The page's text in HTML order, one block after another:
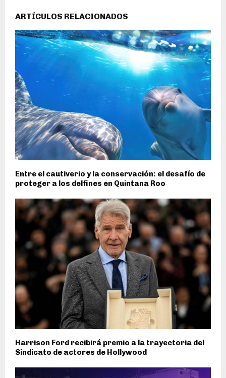
ARTÍCULOS RELACIONADOS
Entre el cautiverio y la conservación: el desafío de
proteger a los delfines en Quintana Roo
Harrison Ford recibirá premio a la trayectoria del
Sindicato de actores de Hollywood